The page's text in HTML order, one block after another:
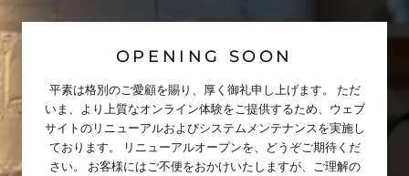
OPENING SOON
平素は格別のご愛顧を賜り、厚く御礼申し上げます。 ただ
いま、より上質なオンライン体験をご提供するため、ウェブ
サイトのリニューアルおよびシステムメンテナンスを実施し
ております。 リニューアルオープンを、どうぞご期待くだ
さい。 お客様にはご不便をおかけいたしますが、ご理解の